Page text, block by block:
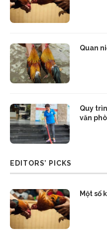
Quan
Quy
văn
EDITORS’ PICKS
Một số